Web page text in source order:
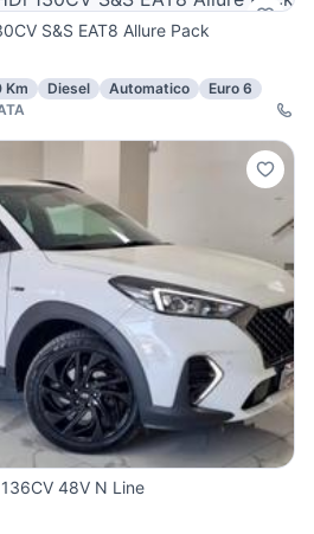
S&S EAT8 Allure Pack
Km Diesel Automatico
Euro 6
48V N Line